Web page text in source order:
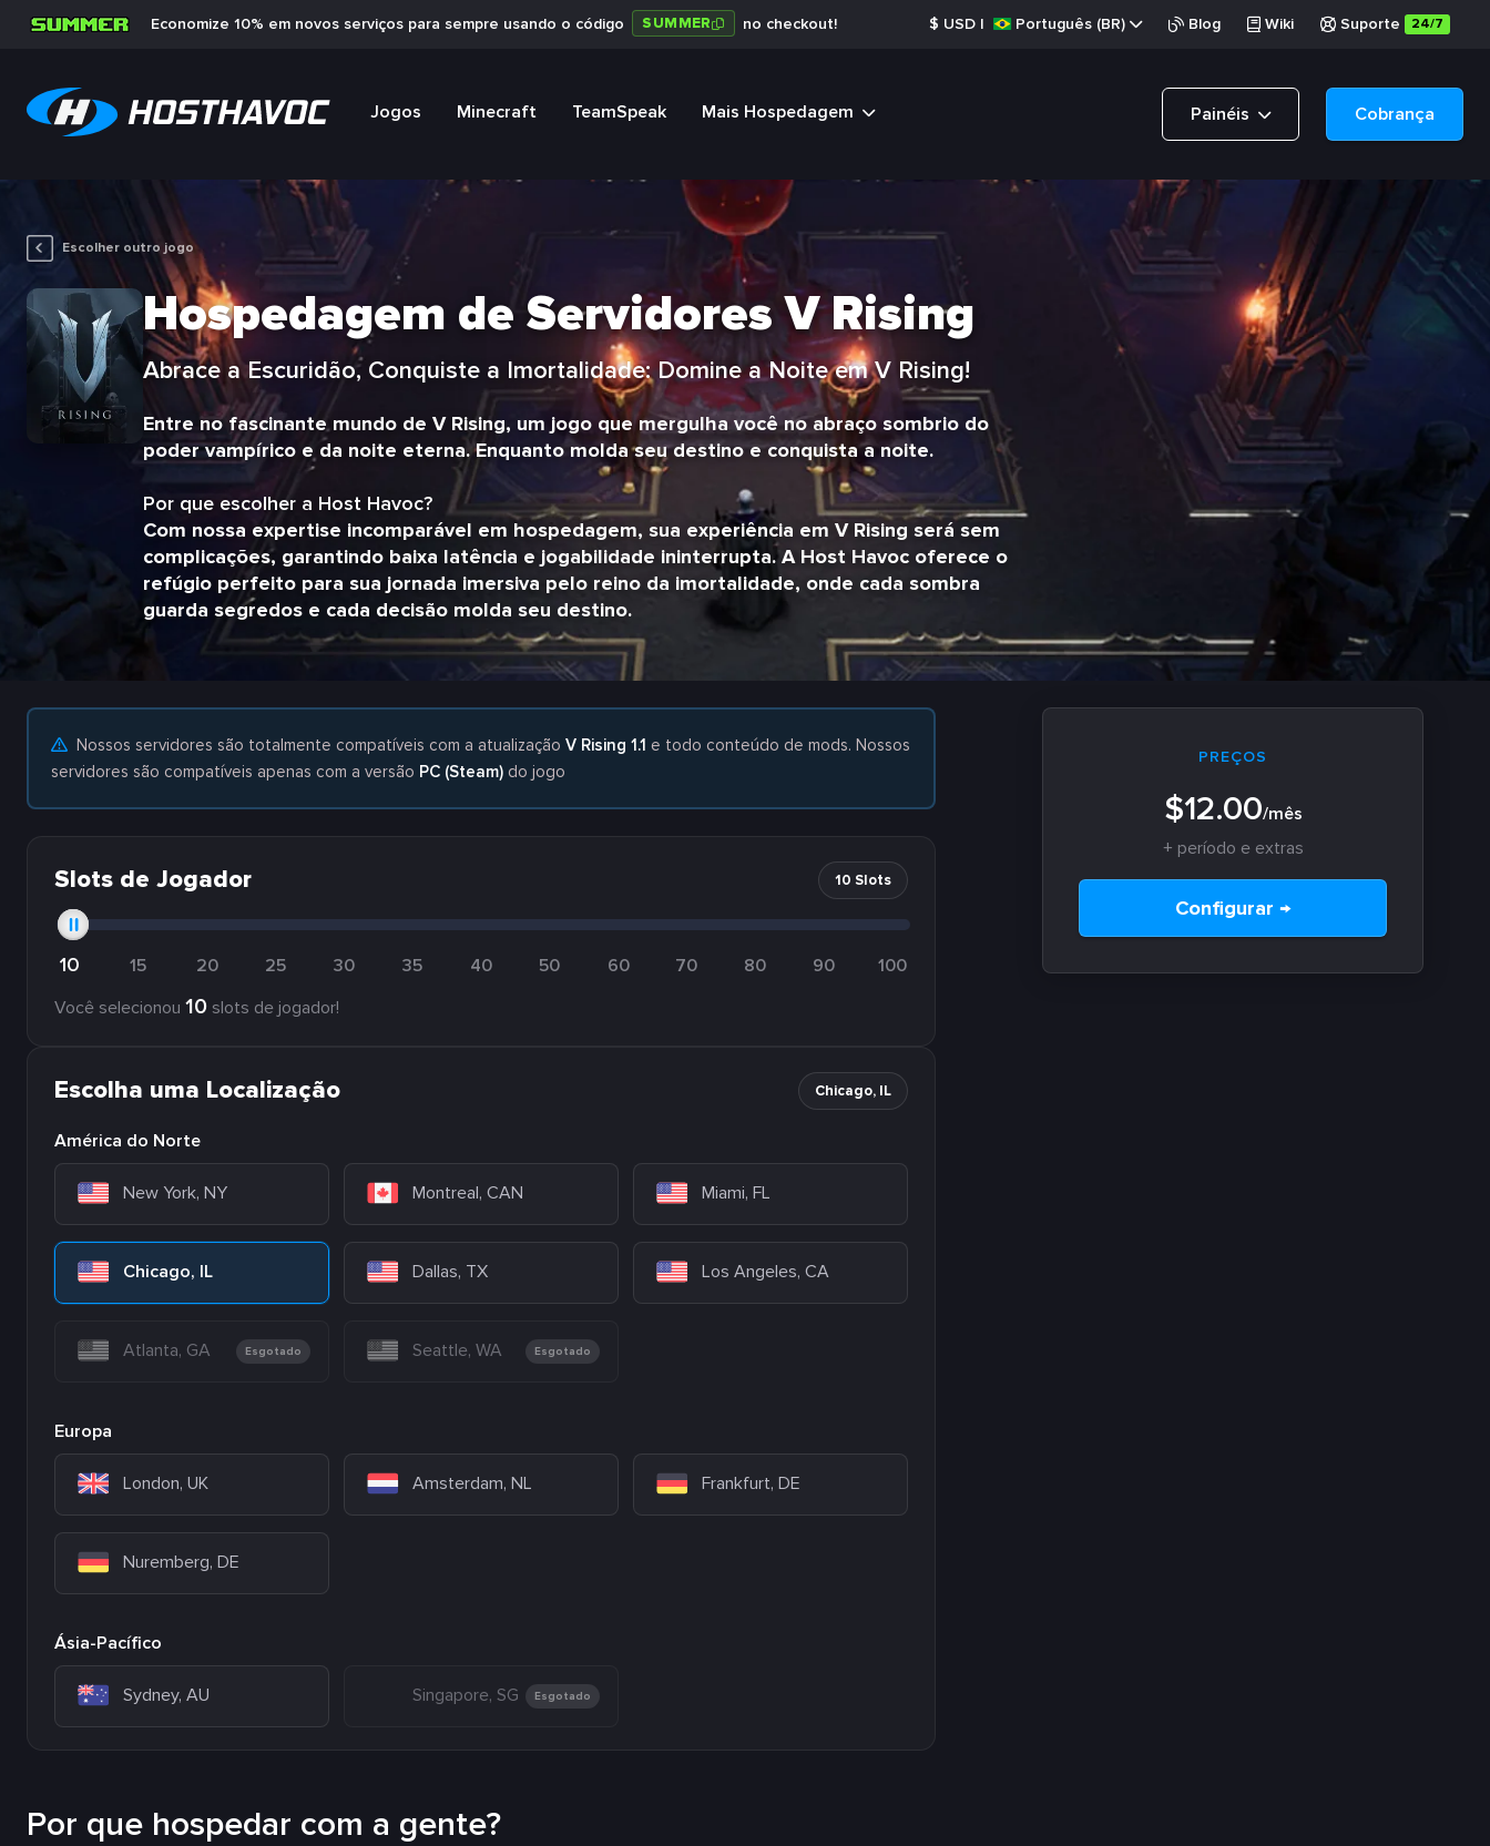
Economize 10% em novos serviços para sempre usando o código SUMMER no checkout! $ USD | Português (BR) Blog Wiki Suporte 24/7
Jogos Minecraft TeamSpeak Mais Hospedagem Painéis Cobrança
Escolher outro jogo
Hospedagem de Servidores V Rising
Abrace a Escuridão, Conquiste a Imortalidade: Domine a Noite em V Rising!
Entre no fascinante mundo de V Rising, um jogo que mergulha você no abraço sombrio do
poder vampírico e da noite eterna. Enquanto molda seu destino e conquista a noite.
Por que escolher a Host Havoc?
Com nossa expertise incomparável em hospedagem, sua experiência em V Rising será sem
complicações, garantindo baixa latência e jogabilidade ininterrupta. A Host Havoc oferece o
refúgio perfeito para sua jornada imersiva pelo reino da imortalidade, onde cada sombra
guarda segredos e cada decisão molda seu destino.
Nossos servidores são totalmente compatíveis com a atualização V Rising 1.1 e todo conteúdo de mods. Nossos
servidores são compatíveis apenas com a versão PC (Steam) do jogo
Slots de Jogador 10 Slots
10 15 20 25 30 35 40 50 60 70 80 90
100
Você selecionou 10 slots de jogador!
Escolha uma Localização Chicago, IL
América do Norte
New York, NY Montreal, CAN Miami, FL
Chicago, IL Dallas, TX Los Angeles, CA
Atlanta, GA Esgotado Seattle, WA Esgotado
Europa
London, UK Amsterdam, NL Frankfurt, DE
Nuremberg, DE
Ásia-Pacífico
Sydney, AU Singapore, SG Esgotado
Por que hospedar com a gente?
PREÇOS
$12.00/mês
+ período e extras
Configurar →